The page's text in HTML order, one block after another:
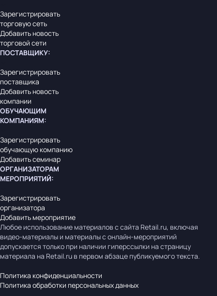
Зарегистрировать
торговую сеть
Добавить новость
торговой сети
ПОСТАВЩИКУ:
Зарегистрировать
поставщика
Добавить новость
компании
ОБУЧАЮЩИМ
КОМПАНИЯМ:
Зарегистрировать
обучающую компанию
Добавить семинар
ОРГАНИЗАТОРАМ
МЕРОПРИЯТИЙ:
Зарегистрировать
организатора
Добавить мероприятие
Любое использование материалов с сайта Retail.ru, включая
видео-материалы и материалы с онлайн-мероприятий
допускается только при наличии гиперссылки на страницу
материала на Retail.ru в первом абзаце публикуемого текста.
Политика конфиденциальности
Политика обработки персональных данных